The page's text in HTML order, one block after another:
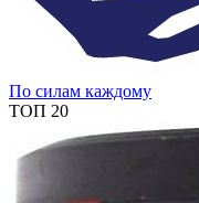
По силам каждому
ТОП 20